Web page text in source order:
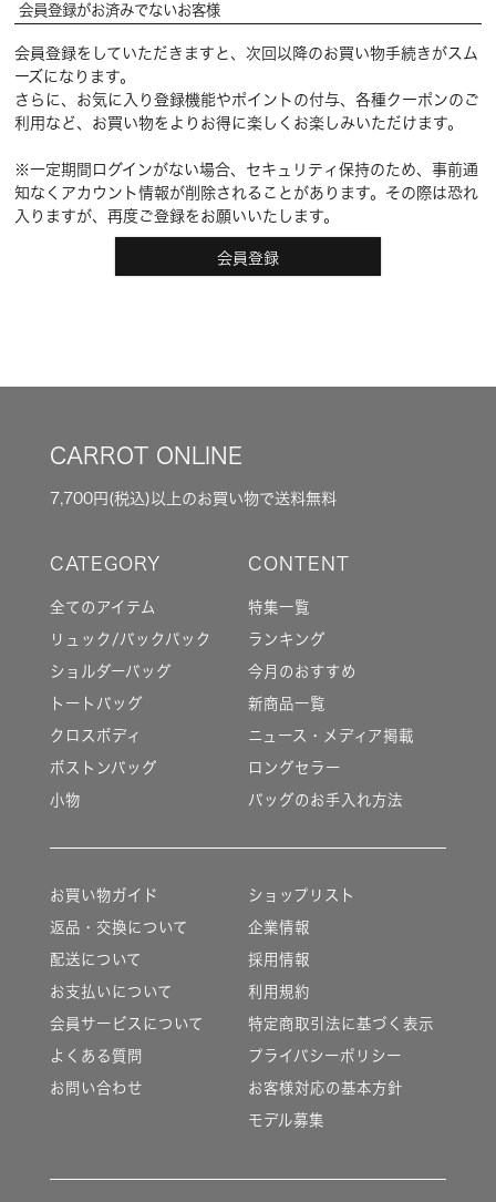
会員登録がお済みでないお客様
会員登録をしていただきますと、次回以降のお買い物手続きがスム
ーズになります。
さらに、お気に入り登録機能やポイントの付与、各種クーポンのご
利用など、お買い物をよりお得に楽しくお楽しみいただけます。
※一定期間ログインがない場合、セキュリティ保持のため、事前通
知なくアカウント情報が削除されることがあります。その際は恐れ
入りますが、再度ご登録をお願いいたします。
会員登録
CARROT ONLINE
7,700円(税込)以上のお買い物で送料無料
全てのアイテム
リュック/バックパック
ショルダーバッグ
トートバッグ
クロスボディ
ボストンバッグ
小物
特集一覧
ランキング
今月のおすすめ
新商品一覧
ニュース・メディア掲載
ロングセラー
バッグのお手入れ方法
お買い物ガイド
返品・交換について
配送について
お支払いについて
会員サービスについて
よくある質問
お問い合わせ
ショップリスト
企業情報
採用情報
利用規約
特定商取引法に基づく表示
プライバシーポリシー
お客様対応の基本方針
モデル募集